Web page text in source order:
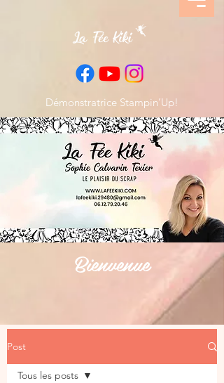
Démonstratrice Stampin’Up!
Bienvenue
Post
Tous les posts